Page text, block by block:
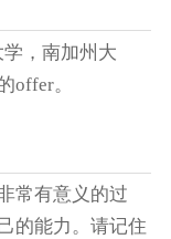
，南加州大
offer。
常有意义的过
的能力。请记住